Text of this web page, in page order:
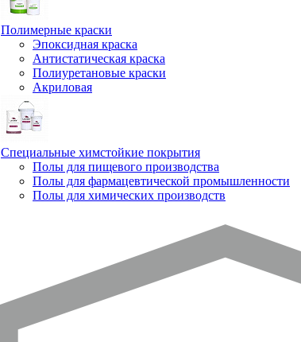
Полимерные краски
Эпоксидная краска
Антистатическая краска
Полиуретановые краски
Акриловая
Специальные химстойкие покрытия
Полы для пищевого производства
Полы для фармацевтической промышленности
Полы для химических производств